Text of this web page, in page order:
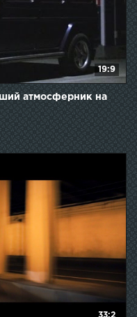
19:9
атмосферник на
33:2